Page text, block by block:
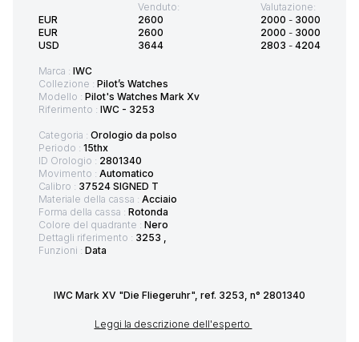
EUR
EUR
USD
Venduto:
2600
2600
3644
Valutazione:
2000 - 3000
2000 - 3000
2803 - 4204
Marca : IWC
Collezione : Pilot’s Watches
Modello : Pilot's Watches Mark Xv
Riferimento : IWC - 3253
Categoria : Orologio da polso
Periodo : 15thx
ID Orologio : 2801340
Movimento : Automatico
Calibro : 37524 SIGNED T
Materiale della cassa : Acciaio
Forma della cassa : Rotonda
Colore del quadrante : Nero
Dettagli riferimento : 3253 ,
Funzioni : Data
IWC Mark XV "Die Fliegeruhr", ref. 3253, n° 2801340
Leggi la descrizione dell'esperto